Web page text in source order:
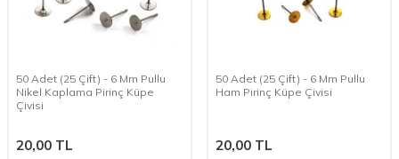
50 Adet (25 Çift) - 6 Mm Pullu
Nikel Kaplama Pirinç Küpe
Çivisi
20,00 TL
50 Adet (25 Çift) - 6 Mm Pullu
Ham Pirinç Küpe Çivisi
20,00 TL